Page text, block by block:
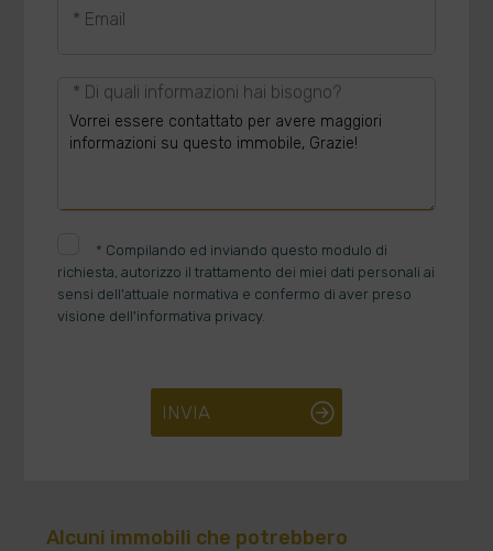
* Email
* Di quali informazioni hai bisogno?
* Compilando ed inviando questo modulo di
richiesta, autorizzo il trattamento dei miei dati personali ai
sensi dell'attuale normativa e confermo di aver preso
visione dell'informativa privacy.
INVIA
Alcuni immobili che potrebbero